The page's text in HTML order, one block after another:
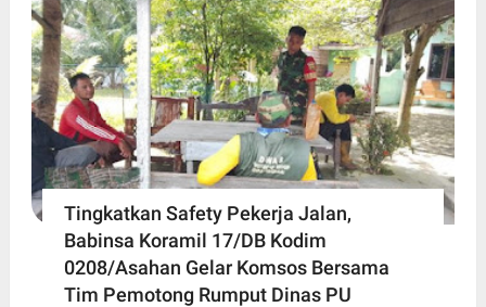
Tingkatkan Safety Pekerja Jalan,
Babinsa Koramil 17/DB Kodim
0208/Asahan Gelar Komsos Bersama
Tim Pemotong Rumput Dinas PU